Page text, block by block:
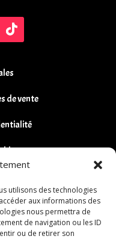
utilisons des technologies
aux informations des
nous permettra de
de navigation ou les ID
ou de retirer son
de vente